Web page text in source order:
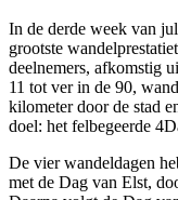
In de derde week van
grootste
deelnemers, afkomstig
11 tot ver in de 90,
kilometer door de stad
doel: het felbegeerde
De vier wandeldagen
met de Dag van Elst,